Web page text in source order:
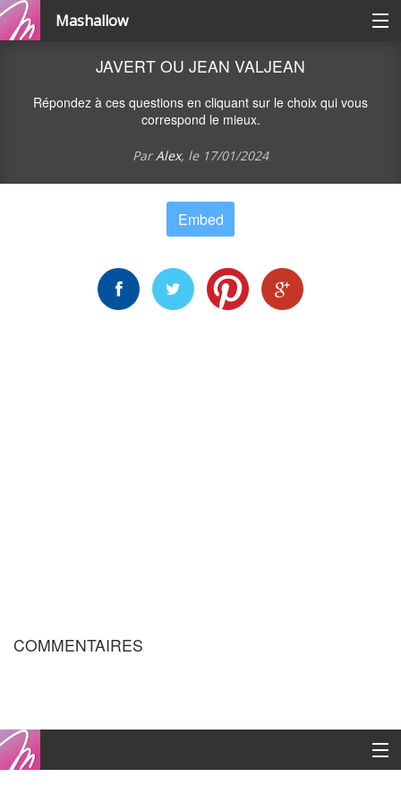
Mashallow
Se connecter / s'inscrire
Créer un quizz
JAVERT OU JEAN VALJEAN
Répondez à ces questions en cliquant sur le choix qui vous
correspond le mieux.
ParAlex, le 17/01/2024
Embed
COMMENTAIRES